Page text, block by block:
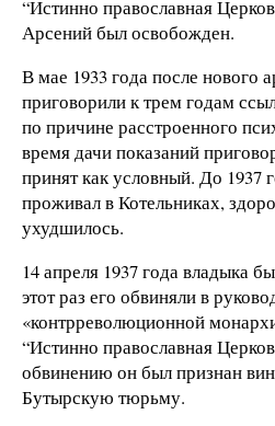
“Истинно православная
Арсений был освобожден.
В мае 1933 года после нового
приговорили к трем годам
по причине расстроенного
время дачи показаний
принят как условный. До 1937
проживал в Котельниках,
ухудшилось.
14 апреля 1937 года владыка
этот раз его обвиняли в
«контрреволюционной
“Истинно православная
обвинению он был признан
Бутырскую тюрьму.